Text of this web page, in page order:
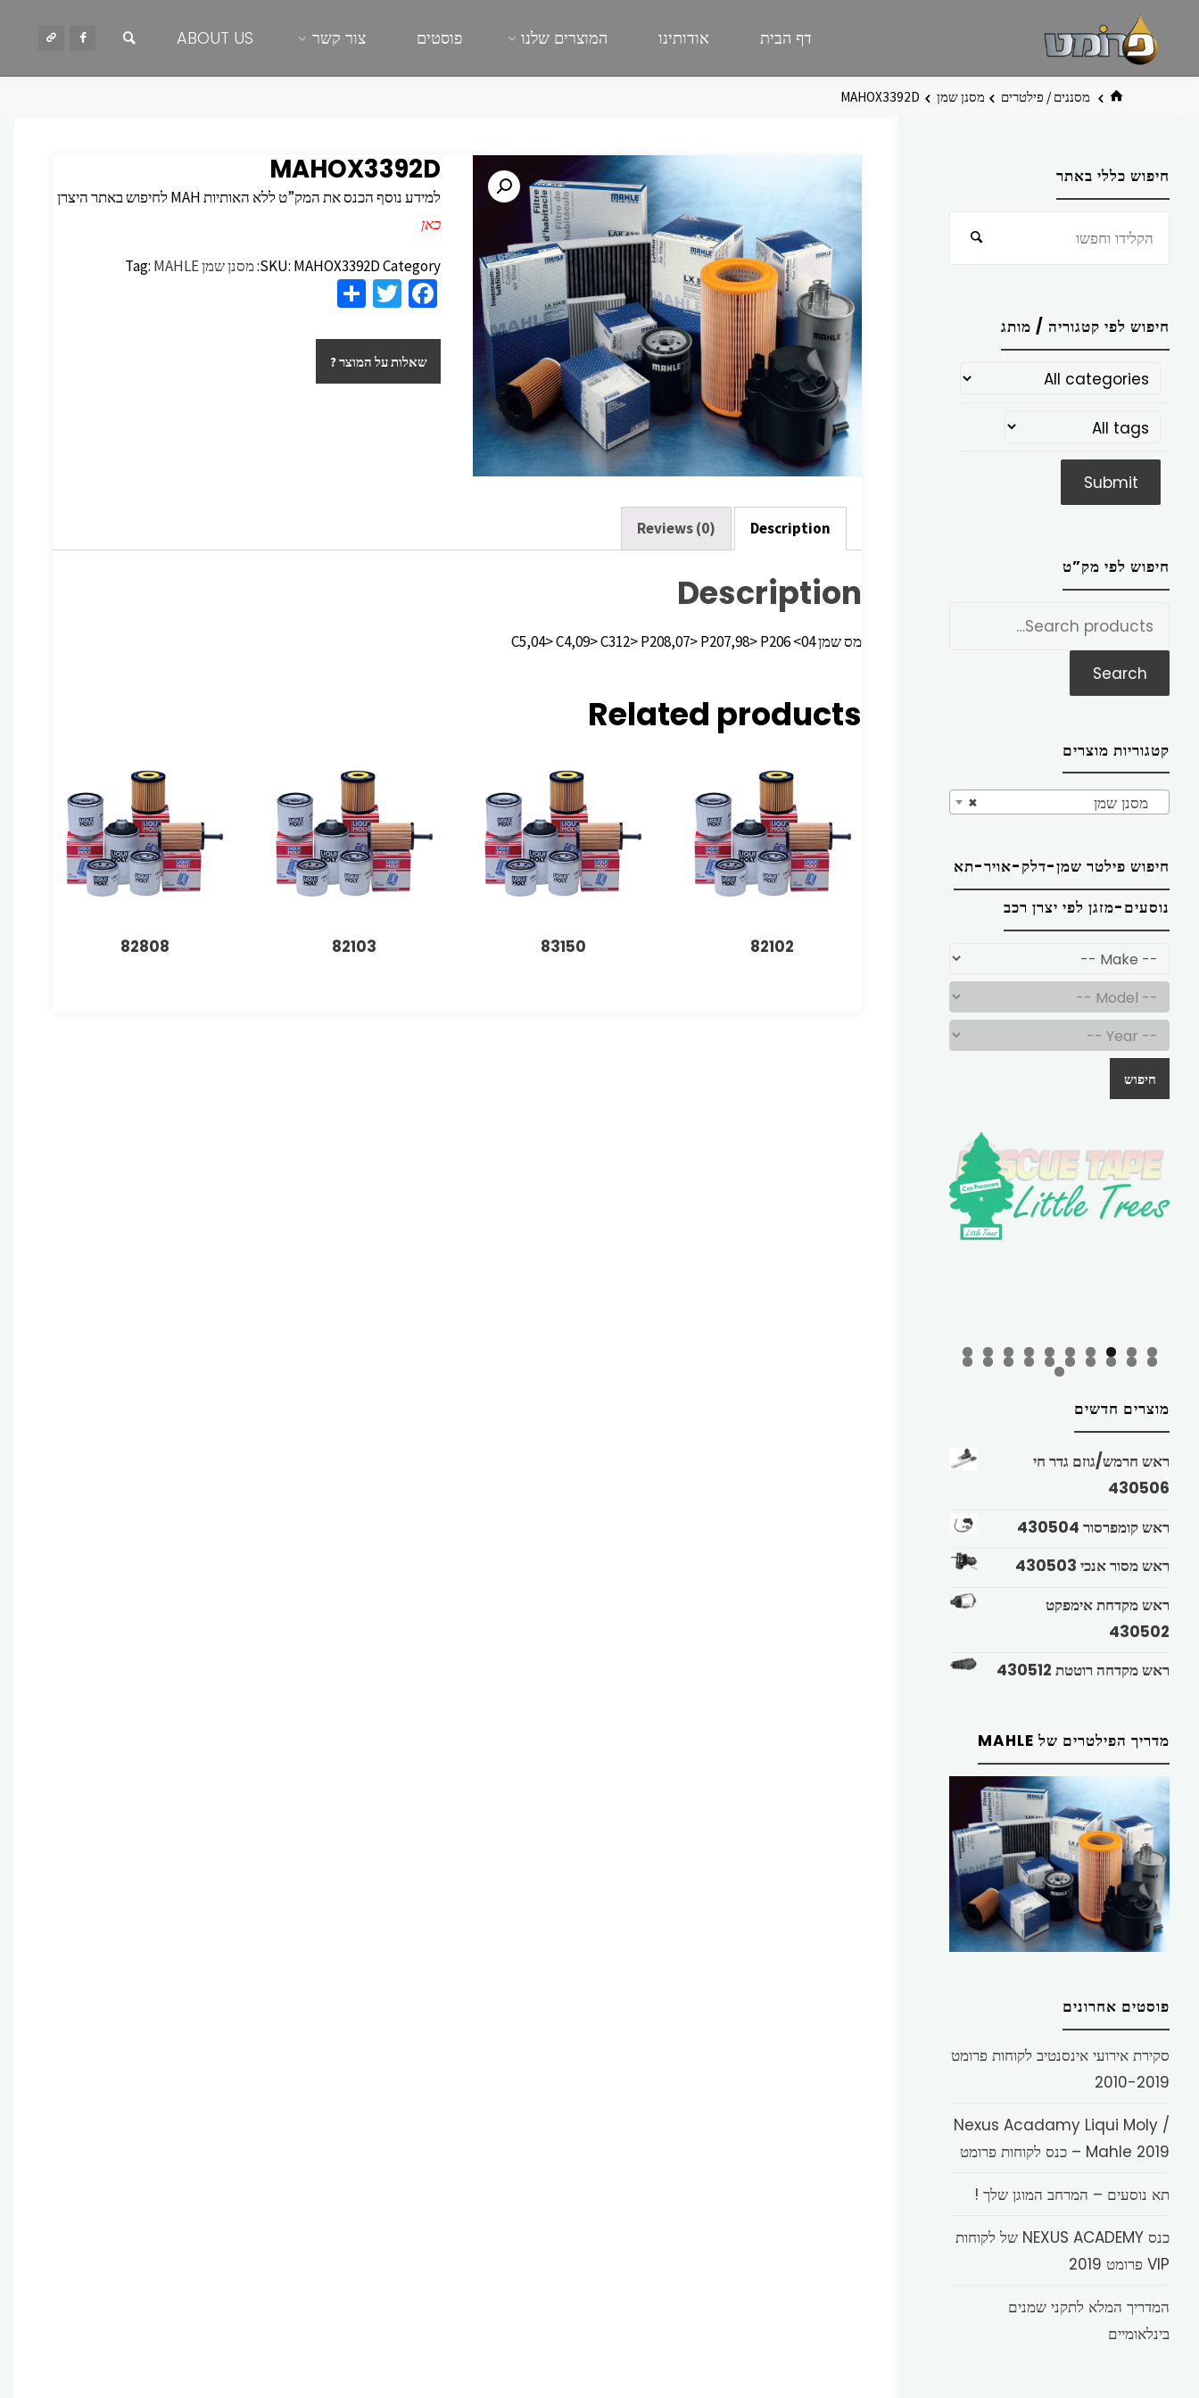
דף הבית אודותינו המוצרים שלנו פוסטים צור קשר ABOUT US
בית מסננים / פילטרים מסנן שמן MAHOX3392D
MAHOX3392D
למידע נוסף הכנס את המק”ט ללא האותיות MAH לחיפוש באתר היצרן
כאן
SKU: MAHOX3392DCategory: מסנן שמן Tag: MAHLE
Fa
b
o
T
tt
er
ar
eשאלות על המוצר ?
Description
Reviews (0)
Description
מס שמן C5,04> C4,09> C312> P208,07> P207,98> P206 <04
Related products
82102
83150
82103
82808
חיפוש כללי באתר
חיפוש
חיפוש לפי קטגוריה / מותג
חיפוש לפי מק”ט
Search
קטגוריות מוצרים
× מסנן שמן
חיפוש פילטר שמן-דלק-אויר-תא
נוסעים-מזגן לפי יצרן רכב
חיפוש
מוצרים חדשים
ראש חרמש/גוזם גדר חי
430506
ראש קומפרסור 430504
ראש מסור אנכי 430503
ראש מקדחת אימפקט
430502
ראש מקדחה רוטטת 430512
מדריך הפילטרים של MAHLE
פוסטים אחרונים
סקירת אירועי אינסנטיב לקוחות פרומט
2010-2019
Nexus Acadamy Liqui Moly /
Mahle 2019 – כנס לקוחות פרומט
תא נוסעים – המרחב המוגן שלך !
כנס NEXUS ACADEMY של לקוחות
VIP פרומט 2019
המדריך המלא לתקני שמנים
בינלאומיים